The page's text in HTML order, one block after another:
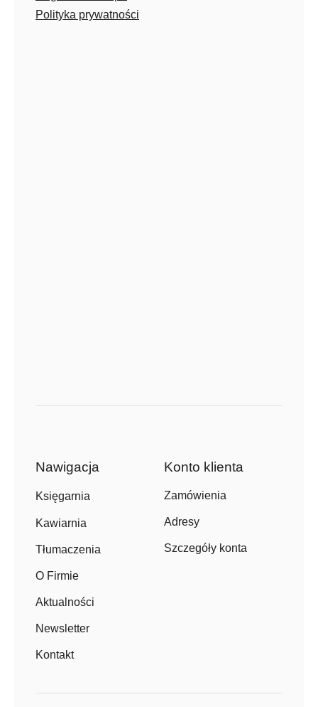
Polityka prywatności
Nawigacja
Księgarnia
Kawiarnia
Tłumaczenia
O Firmie
Aktualności
Newsletter
Kontakt
Konto klienta
Zamówienia
Adresy
Szczegóły konta